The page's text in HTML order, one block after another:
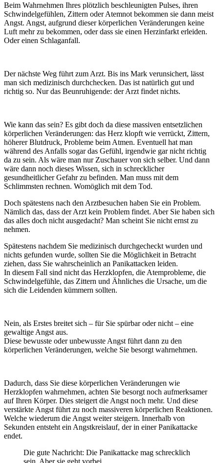
Beim Wahrnehmen Ihres plötzlich beschleunigten Pulses, ihren
Schwindelgefühlen, Zittern oder Atemnot bekommen sie dann meist
Angst. Angst, aufgrund dieser körperlichen Veränderungen keine
Luft mehr zu bekommen, oder dass sie einen Herzinfarkt erleiden.
Oder einen Schlaganfall.
Der nächste Weg führt zum Arzt. Bis ins Mark verunsichert, lässt
man sich medizinisch durchchecken. Das ist natürlich gut und
richtig so. Nur das Beunruhigende: der Arzt findet nichts.
Wie kann das sein? Es gibt doch da diese massiven entsetzlichen
körperlichen Veränderungen: das Herz klopft wie verrückt, Zittern,
höherer Blutdruck, Probleme beim Atmen. Eventuell hat man
während des Anfalls sogar das Gefühl, irgendwie gar nicht richtig
da zu sein. Als wäre man nur Zuschauer von sich selber. Und dann
wäre dann noch dieses Wissen, sich in schrecklicher
gesundheitlicher Gefahr zu befinden. Man muss mit dem
Schlimmsten rechnen. Womöglich mit dem Tod.
Doch spätestens nach den Arztbesuchen haben Sie ein Problem.
Nämlich das, dass der Arzt kein Problem findet. Aber Sie haben sich
das alles doch nicht ausgedacht? Man scheint Sie nicht ernst zu
nehmen.
Spätestens nachdem Sie medizinisch durchgecheckt wurden und
nichts gefunden wurde, sollten Sie die Möglichkeit in Betracht
ziehen, dass Sie wahrscheinlich an Panikattacken leiden.
In diesem Fall sind nicht das Herzklopfen, die Atemprobleme, die
Schwindelgefühle, das Zittern und Ähnliches die Ursache, um die
sich die Leidenden kümmern sollten.
Nein, als Erstes breitet sich – für Sie spürbar oder nicht – eine
gewaltige Angst aus.
Diese bewusste oder unbewusste Angst führt dann zu den
körperlichen Veränderungen, welche Sie besorgt wahrnehmen.
Dadurch, dass Sie diese körperlichen Veränderungen wie
Herzklopfen wahrnehmen, achten Sie besorgt noch aufmerksamer
auf Ihren Körper. Dies steigert die Angst noch mehr. Und diese
verstärkte Angst führt zu noch massiveren körperlichen Reaktionen.
Welche wiederum die Angst weiter steigern. Innerhalb von
Sekunden entsteht ein Angstkreislauf, der in einer Panikattacke
endet.
Die gute Nachricht: Die Panikattacke mag schrecklich
sein. Aber sie geht vorbei.